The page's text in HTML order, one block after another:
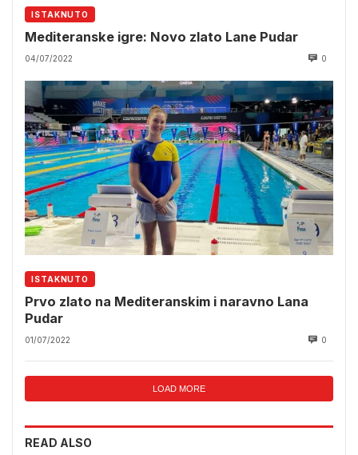
ISTAKNUTO
Mediteranske igre: Novo zlato Lane Pudar
04/07/2022 0
ISTAKNUTO
Prvo zlato na Mediteranskim i naravno Lana
Pudar
01/07/2022 0
LOAD MORE
READ ALSO